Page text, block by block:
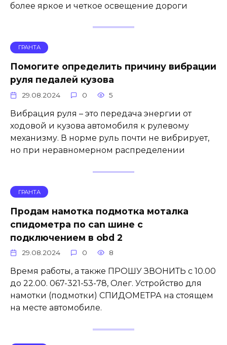
более яркое и четкое освещение дороги
ГРАНТА
Помогите определить причину вибрации
руля педалей кузова
29.08.2024 0 5
Вибрация руля – это передача энергии от
ходовой и кузова автомобиля к рулевому
механизму. В норме руль почти не вибрирует,
но при неравномерном распределении
ГРАНТА
Продам намотка подмотка моталка
спидометра по can шине с
подключением в obd 2
29.08.2024 0 8
Время работы, а также ПРОШУ ЗВОНИТЬ с 10.00
до 22.00. 067-321-53-78, Олег. Устройство для
намотки (подмотки) СПИДОМЕТРА на стоящем
на месте автомобиле.